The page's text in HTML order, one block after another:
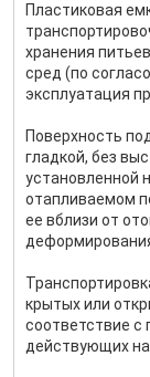
Пластиковая
хранения
сред (по
эксплуатация
Поверхность
гладкой, без
установленной
отапливаемом
ее вблизи от
крытых или
соответствие с
действующих